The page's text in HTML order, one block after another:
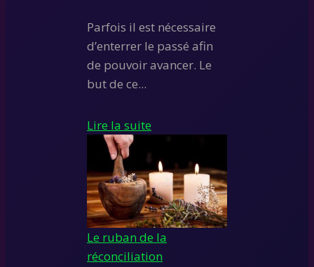
Parfois il est nécessaire
d’enterrer le passé afin
de pouvoir avancer. Le
but de ce...
Lire la suite
Le ruban de la
réconciliation